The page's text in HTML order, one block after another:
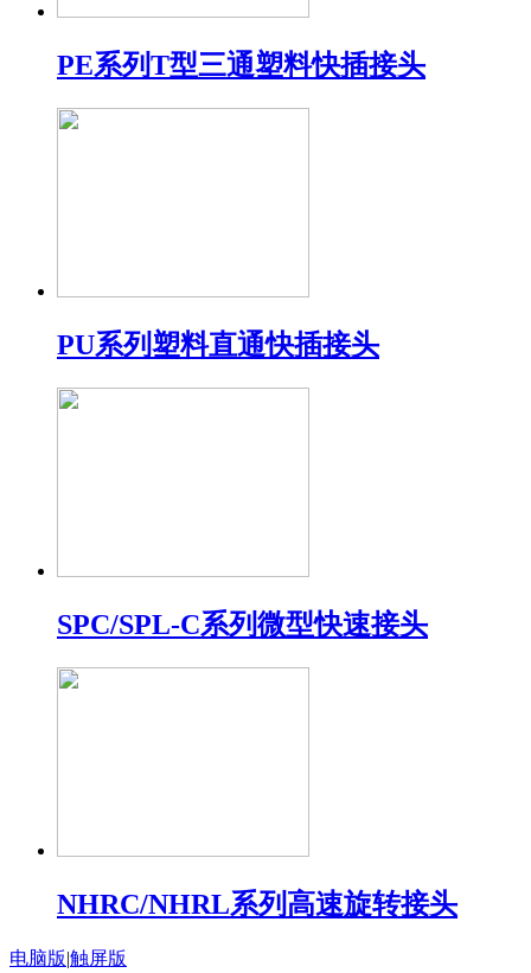
PE系列T型三通塑料快插接头
PU系列塑料直通快插接头
SPC/SPL-C系列微型快速接头
NHRC/NHRL系列高速旋转接头
电脑版|触屏版